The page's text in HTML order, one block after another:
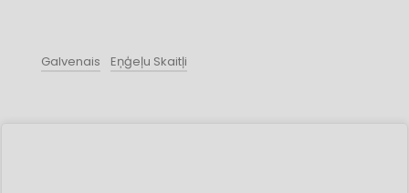
Galvenais Eņģeļu Skaitļi